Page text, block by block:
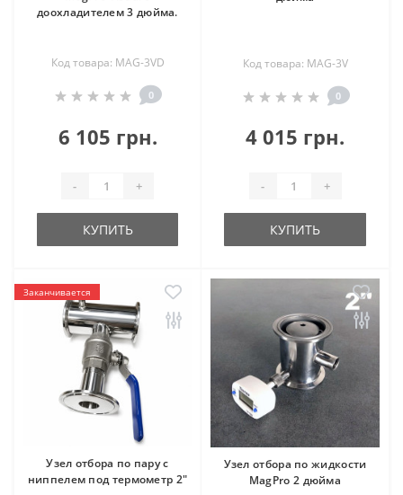
доохладителем 3 дюйма.
Код товара: MAG-3VD
0
6 105 грн.
- +
КУПИТЬ
Код товара: MAG-3V
0
4 015 грн.
- +
КУПИТЬ
Заканчивается
Узел отбора по пару с
ниппелем под термометр 2"
Узел отбора по жидкости
MagPro 2 дюйма